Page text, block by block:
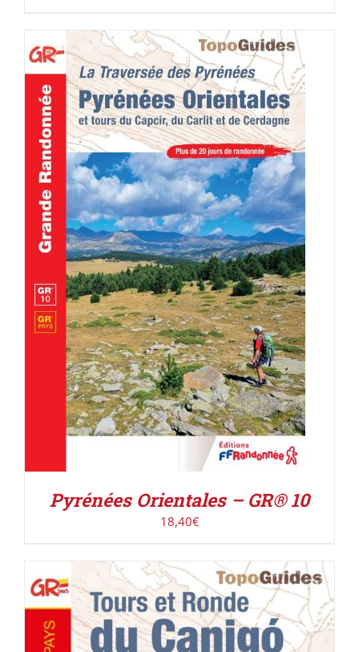
AJOUTER AU PANIER / DÉTAILS
Pyrénées Orientales – GR® 10
18,40€